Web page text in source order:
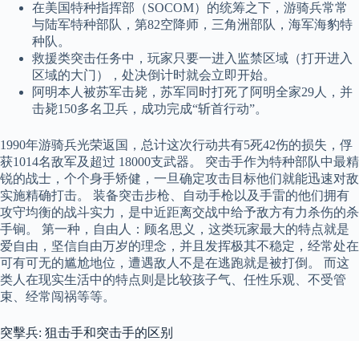
在美国特种指挥部（SOCOM）的统筹之下，游骑兵常常
与陆军特种部队，第82空降师，三角洲部队，海军海豹特
种队。
救援类突击任务中，玩家只要一进入监禁区域（打开进入
区域的大门），处决倒计时就会立即开始。
阿明本人被苏军击毙，苏军同时打死了阿明全家29人，并
击毙150多名卫兵，成功完成“斩首行动”。
1990年游骑兵光荣返国，总计这次行动共有5死42伤的损失，俘
获1014名敌军及超过 18000支武器。 突击手作为特种部队中最精
锐的战士，个个身手矫健，一旦确定攻击目标他们就能迅速对敌
实施精确打击。 装备突击步枪、自动手枪以及手雷的他们拥有
攻守均衡的战斗实力，是中近距离交战中给予敌方有力杀伤的杀
手锏。 第一种，自由人：顾名思义，这类玩家最大的特点就是
爱自由，坚信自由万岁的理念，并且发挥极其不稳定，经常处在
可有可无的尴尬地位，遭遇敌人不是在逃跑就是被打倒。 而这
类人在现实生活中的特点则是比较孩子气、任性乐观、不受管
束、经常闯祸等等。
突擊兵: 狙击手和突击手的区别